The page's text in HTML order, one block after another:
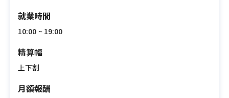
就業時間
10:00 ~ 19:00
精算幅
上下割
月額報酬